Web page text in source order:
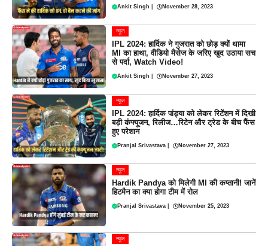
Ankit Singh November 28, 2023
न्यूज
IPL 2024: हार्दिक ने गुजरात को छोड़ क्यों थामा
MI का हाथा, वीडियो मैसेज के जरिए खुद उठाया सच
से पर्दा, Watch Video!
Ankit Singh November 27, 2023
न्यूज
IPL 2024: हार्दिक पांड्या को लेकर रिटेंशन में दिखी
बड़ी कंफ्यूजन, रिलीज…रिटेन और ट्रेड के बीच फैंस
हुए परेशान
Pranjal Srivastava November 27, 2023
न्यूज
Hardik Pandya को मिलेगी MI की कप्तानी! जानें
हिटमैन का क्या होगा टीम में रोल
Pranjal Srivastava November 25, 2023
न्यूज